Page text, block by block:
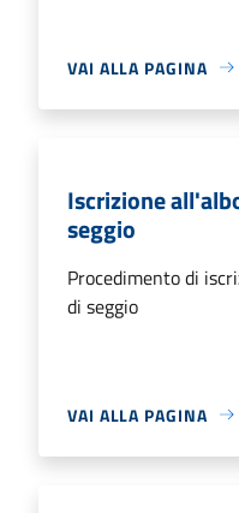
VAI ALLA PAGINA
Iscrizione
seggio
Procedimento di
di seggio
VAI ALLA PAGINA